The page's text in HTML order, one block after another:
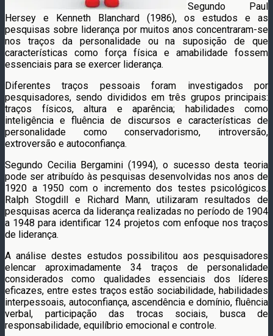
Segundo Paul
Hersey e Kenneth Blanchard (1986), os estudos e as
pesquisas sobre liderança por muitos anos concentraram-se
nos traços da personalidade ou na suposição de que
características como força física e amabilidade fossem
essenciais para se exercer liderança.
Diferentes traços pessoais foram investigados por
pesquisadores, sendo divididos em três grupos principais:
traços físicos, altura e aparência; habilidades como
inteligência e fluência de discursos e características de
personalidade como conservadorismo, introversão,
extroversão e autoconfiança.
Segundo Cecilia Bergamini (1994), o sucesso desta teoria
pode ser atribuído às pesquisas desenvolvidas nos anos de
1920 a 1950 com o incremento dos testes psicológicos.
Ralph Stogdill e Richard Mann, utilizaram resultados de
pesquisas acerca da liderança realizadas no período de 1904
a 1948 para identificar 124 projetos com enfoque nos traços
de liderança.
A análise destes estudos possibilitou aos pesquisadores
elencar aproximadamente 34 traços de personalidade
considerados como qualidades essenciais dos líderes
eficazes, entre estes traços estão sociabilidade, habilidades
interpessoais, autoconfiança, ascendência e domínio, fluência
verbal, participação das trocas sociais, busca de
responsabilidade, equilíbrio emocional e controle.